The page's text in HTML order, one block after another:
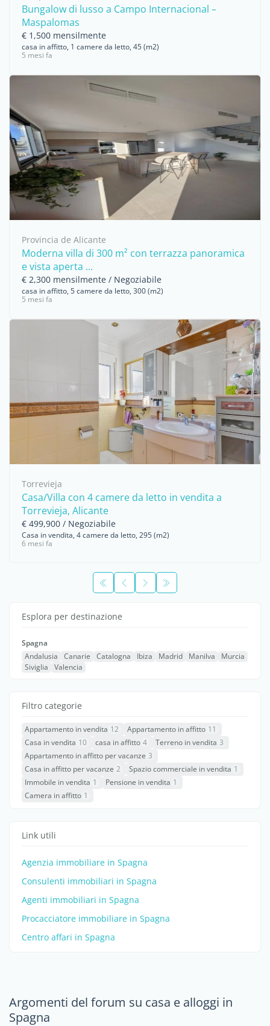
Bungalow di lusso a Campo Internacional –
Maspalomas
€ 1,500 mensilmente
casa in affitto, 1 camere da letto, 45 (m2)
5 mesi fa
Provincia de Alicante
Moderna villa di 300 m² con terrazza panoramica
e vista aperta ...
€ 2,300 mensilmente / Negoziabile
casa in affitto, 5 camere da letto, 300 (m2)
5 mesi fa
Torrevieja
Casa/Villa con 4 camere da letto in vendita a
Torrevieja, Alicante
€ 499,900 / Negoziabile
Casa in vendita, 4 camere da letto, 295 (m2)
6 mesi fa
Esplora per destinazione
Spagna
Andalusia
Canarie Catalogna Ibiza Madrid Manilva
Murcia
Siviglia
Valencia
Filtro categorie
Appartamento in vendita 12 Appartamento in affitto 11
Casa in vendita 10 casa in affitto 4 Terreno in vendita 3
Appartamento in affitto per vacanze 3
Casa in affitto per vacanze 2 Spazio commerciale in vendita 1
Immobile in vendita 1 Pensione in vendita 1
Camera in affitto 1
Link utili
Agenzia immobiliare in Spagna
Consulenti immobiliari in Spagna
Agenti immobiliari in Spagna
Procacciatore immobiliare in Spagna
Centro affari in Spagna
Argomenti del forum su casa e alloggi in
Spagna